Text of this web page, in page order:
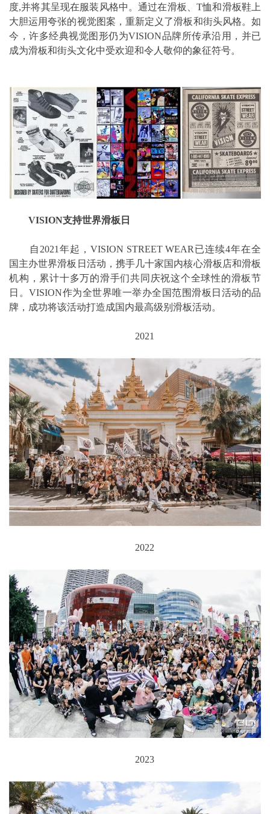
度,并将其呈现在服装风格中。通过在滑板、T恤和滑板鞋上
大胆运用夸张的视觉图案，重新定义了滑板和街头风格。如
今，许多经典视觉图形仍为VISION品牌所传承沿用，并已
成为滑板和街头文化中受欢迎和令人敬仰的象征符号。
VISION支持世界滑板日
自2021年起，VISION STREET WEAR已连续4年在全
国主办世界滑板日活动，携手几十家国内核心滑板店和滑板
机构，累计十多万的滑手们共同庆祝这个全球性的滑板节
日。VISION作为全世界唯一举办全国范围滑板日活动的品
牌，成功将该活动打造成国内最高级别滑板活动。
2021
2022
2023